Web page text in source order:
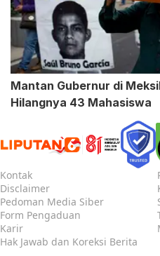
Mantan Gubernur di
Hilangnya 43 Mahasiswa
Kontak
Disclaimer
Pedoman Media Siber
Form Pengaduan
Karir
Hak Jawab dan Koreksi Berita